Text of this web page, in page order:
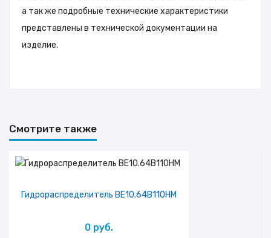
а так же подробные технические характеристики
представлены в технической документации на
изделие.
Смотрите также
Гидрораспределитель ВЕ10.64В110НМ
0 руб.